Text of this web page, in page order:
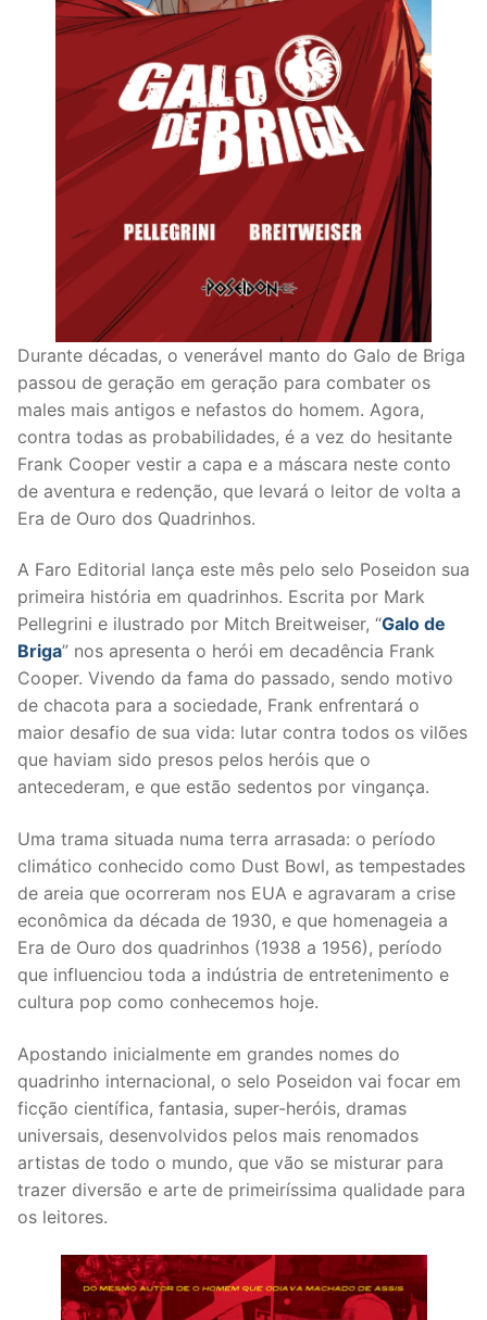
Durante décadas, o venerável manto do Galo de Briga
passou de geração em geração para combater os
males mais antigos e nefastos do homem. Agora,
contra todas as probabilidades, é a vez do hesitante
Frank Cooper vestir a capa e a máscara neste conto
de aventura e redenção, que levará o leitor de volta a
Era de Ouro dos Quadrinhos.
A Faro Editorial lança este mês pelo selo Poseidon sua
primeira história em quadrinhos. Escrita por Mark
Pellegrini e ilustrado por Mitch Breitweiser, “Galo de
Briga” nos apresenta o herói em decadência Frank
Cooper. Vivendo da fama do passado, sendo motivo
de chacota para a sociedade, Frank enfrentará o
maior desafio de sua vida: lutar contra todos os vilões
que haviam sido presos pelos heróis que o
antecederam, e que estão sedentos por vingança.
Uma trama situada numa terra arrasada: o período
climático conhecido como Dust Bowl, as tempestades
de areia que ocorreram nos EUA e agravaram a crise
econômica da década de 1930, e que homenageia a
Era de Ouro dos quadrinhos (1938 a 1956), período
que influenciou toda a indústria de entretenimento e
cultura pop como conhecemos hoje.
Apostando inicialmente em grandes nomes do
quadrinho internacional, o selo Poseidon vai focar em
ficção científica, fantasia, super-heróis, dramas
universais, desenvolvidos pelos mais renomados
artistas de todo o mundo, que vão se misturar para
trazer diversão e arte de primeiríssima qualidade para
os leitores.